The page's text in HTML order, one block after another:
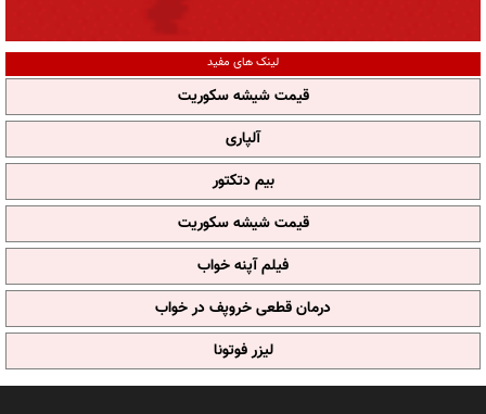
لینک های مفید
قیمت شیشه سکوریت
آلپاری
بیم دتکتور
قیمت شیشه سکوریت
فیلم آپنه خواب
درمان قطعی خروپف در خواب
لیزر فوتونا